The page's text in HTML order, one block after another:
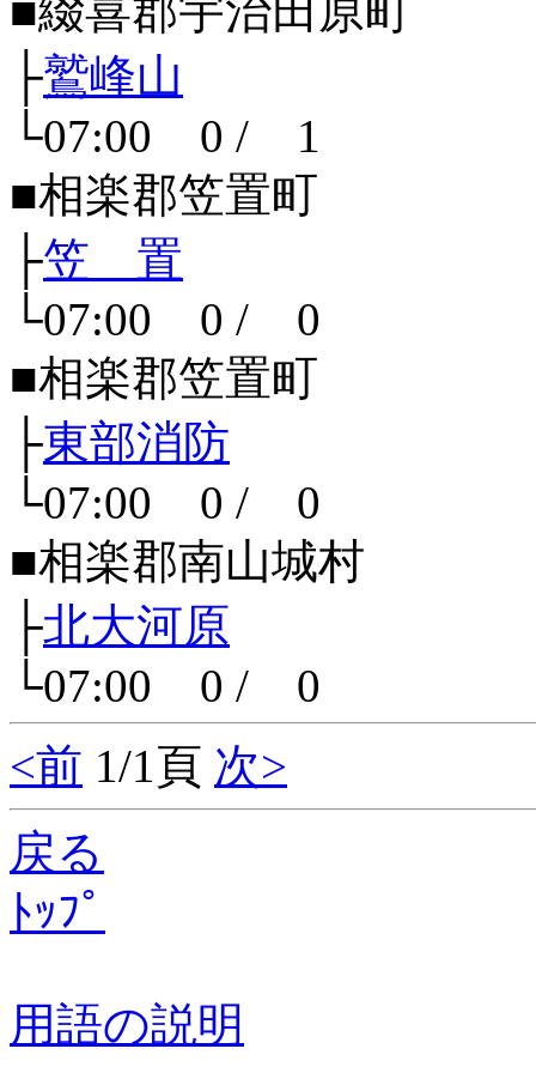
■綴喜郡宇治田原町
├鷲峰山
└07:00 0 / 1
■相楽郡笠置町
├笠 置
└07:00 0 / 0
■相楽郡笠置町
├東部消防
└07:00 0 / 0
■相楽郡南山城村
├北大河原
└07:00 0 / 0
<前 1/1頁 次>
戻る
ﾄｯﾌﾟ
用語の説明